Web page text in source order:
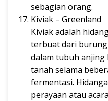
sebagian orang.
Kiviak – Greenland
Kiviak adalah
terbuat dari burung
dalam tubuh anjing
tanah selama
fermentasi.
perayaan atau